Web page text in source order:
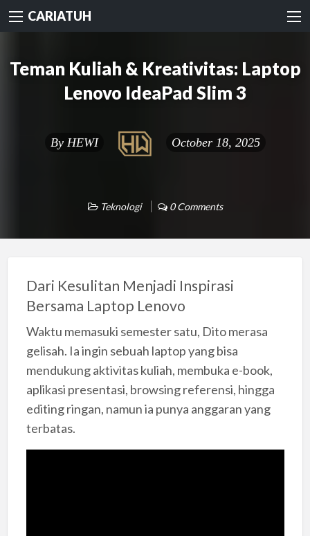
CARIATUH
Teman Kuliah & Kreativitas: Laptop
Lenovo IdeaPad Slim 3
By HEWI October 18, 2025
Teknologi 0 Comments
Dari Kesulitan Menjadi Inspirasi
Bersama Laptop Lenovo
Waktu memasuki semester satu, Dito merasa
gelisah. Ia ingin sebuah laptop yang bisa
mendukung aktivitas kuliah, membuka e-book,
aplikasi presentasi, browsing referensi, hingga
editing ringan, namun ia punya anggaran yang
terbatas.